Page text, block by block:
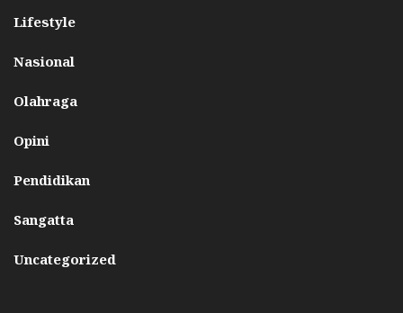
Lifestyle
Nasional
Olahraga
Opini
Pendidikan
Sangatta
Uncategorized